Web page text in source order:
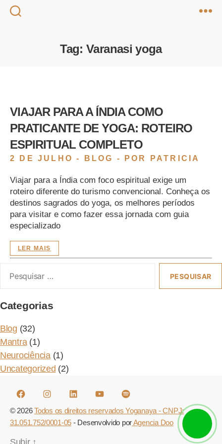
Tag: Varanasi yoga
VIAJAR PARA A ÍNDIA COMO
PRATICANTE DE YOGA: ROTEIRO
ESPIRITUAL COMPLETO
2 DE JULHO - BLOG - POR PATRICIA
Viajar para a Índia com foco espiritual exige um
roteiro diferente do turismo convencional. Conheça os
destinos sagrados do yoga, os melhores períodos
para visitar e como fazer essa jornada com guia
especializado
LER MAIS
Categorias
Blog (32)
Mantra (1)
Neurociência (1)
Uncategorized (2)
FacebookInstagramLinkedinYoutubeSpotify
© 2026Todos os direitos reservados Yoganaya - CNPJ:
31.051.752/0001-05 - Desenvolvido porAgencia Doo